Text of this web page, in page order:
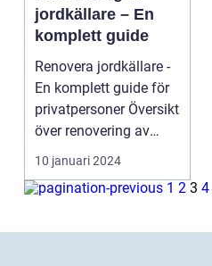
jordkällare – En
komplett guide
Renovera jordkällare -
En komplett guide för
privatpersoner Översikt
över renovering av
jordkällar...
10 januari 2024
1 2 3 4